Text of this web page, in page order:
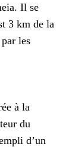
Il se
3 km de la
les
à la
du
d’un